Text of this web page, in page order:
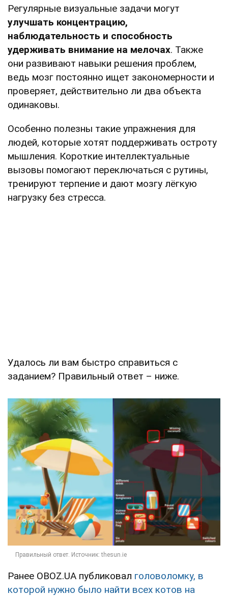
Регулярные визуальные задачи могут
улучшать концентрацию,
наблюдательность и способность
удерживать внимание на мелочах. Также
они развивают навыки решения проблем,
ведь мозг постоянно ищет закономерности и
проверяет, действительно ли два объекта
одинаковы.
Особенно полезны такие упражнения для
людей, которые хотят поддерживать остроту
мышления. Короткие интеллектуальные
вызовы помогают переключаться с рутины,
тренируют терпение и дают мозгу лёгкую
нагрузку без стресса.
Удалось ли вам быстро справиться с
заданием? Правильный ответ – ниже.
Ранее OBOZ.UA публиковал головоломку, в
которой нужно было найти всех котов на